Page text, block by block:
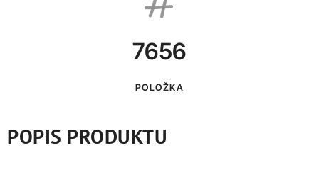
7656
POLOŽKA
POPIS PRODUKTU